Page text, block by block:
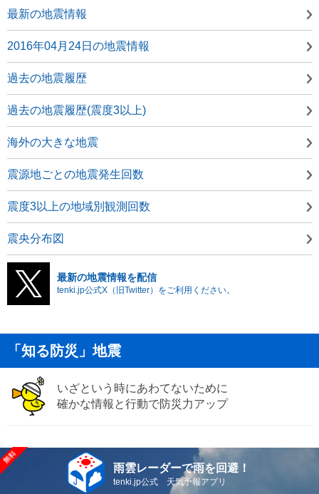
最新の地震情報
2016年04月24日の地震情報
過去の地震履歴
過去の地震履歴(震度3以上)
海外の大きな地震
震源地ごとの地震発生回数
震度3以上の地域別観測回数
震央分布図
最新の地震情報を配信
tenki.jp公式X（旧Twitter）をご利用ください。
「知る防災」地震
いざという時にあわてないために
確かな情報と行動で防災力アップ
雨雲レーダーで雨を回避！
tenki.jp公式 天気予報アプリ